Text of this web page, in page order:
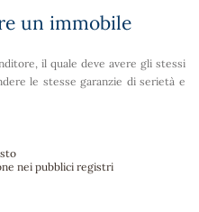
un immobile
il quale deve avere gli stessi
le stesse garanzie di serietà e
nei pubblici registri